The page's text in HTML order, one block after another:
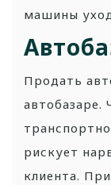
машины
Продать
автобазаре.
рискует
клиента.